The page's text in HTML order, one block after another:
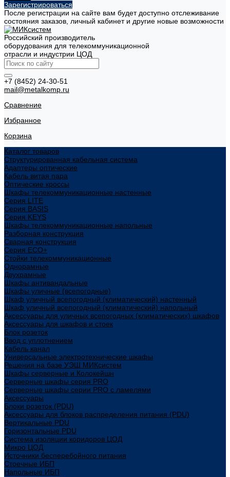
Зарегистрироваться
После регистрации на сайте вам будет доступно отслеживание
состояния заказов, личный кабинет и другие новые возможности
Российский производитель
оборудования для телекоммуникационной
отрасли и индустрии ЦОД
+7 (8452) 24-30-51
mail@metalkomp.ru
Сравнение
Избранное
Корзина
Каталог товаров
Структурированная кабельная система
Адаптеры оптические
Кабель витая пара
Оптические кроссы
Шкафы телекоммуникационные настенные
Cерия LITE
Cерия BASIS
Cерия KEYS
Шкафы телекоммуникационные напольные
Разборная конструкция
Сварная конструкция
Серия ECO+
Стойки телекоммуникационные
Однорамные
Двухрамные
Шкафы антивандальные
Шкафы уличные (всепогодные)
Шкаф уличный всепогодный (климатический) настенный
Шкаф уличный всепогодный (климатический) напольный
Аксессуары для уличных всепогодных (климатических) шкафов
Аксессуары для шкафов и стоек
Блок розеток
Ввод с уплотнением
Кабель канал
Универсальные электротехнические шкафы
Решения на базе УЭШ МИКсистем
Шкафы серверные и Колокейшн
Серверные шкафы серия PRO
Серверные шкафы серии PRO с ламелями
Аксессуары
Блоки розеток (PDU)
Аксессуары для блоков распределения питания (PDU)
Вертикальные PDU
Горизонтальные PDU
Система изоляции коридоров ЦОД
Микро ЦОД
Источники бесперебойного питания
Стоечные ИБП
Напольные ИБП